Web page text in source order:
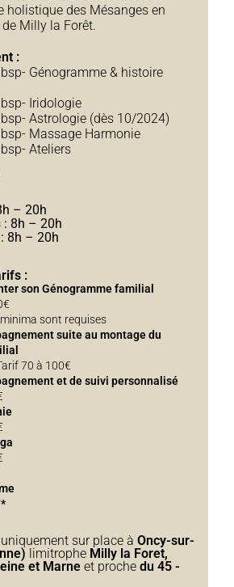
holistique des Mésanges en
Milly la Forêt.
:
Génogramme & histoire
Iridologie
Astrologie (dès 10/2024)
Massage Harmonie
Ateliers
– 20h
: 8h – 20h
8h – 20h
:
son Génogramme familial
sont requises
suite au montage du
70 à 100€
et de suivi personnalisé
sur place àOncy-sur-
limitrophe Milly la Foret,
et Marne et prochedu 45 -